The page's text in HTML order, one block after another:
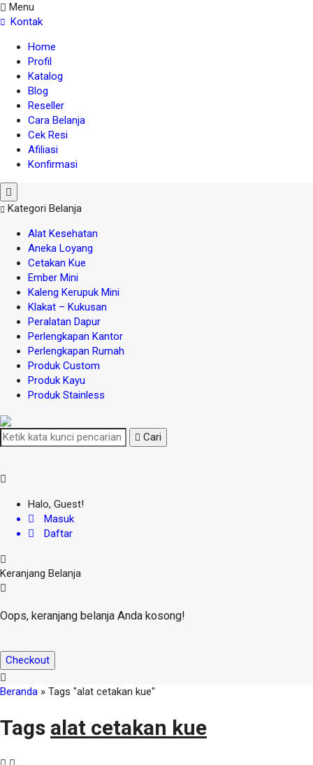
Menu
Kontak
Home
Profil
Katalog
Blog
Reseller
Cara Belanja
Cek Resi
Afiliasi
Konfirmasi
Kategori Belanja
Alat Kesehatan
Aneka Loyang
Cetakan Kue
Ember Mini
Kaleng Kerupuk Mini
Klakat – Kukusan
Peralatan Dapur
Perlengkapan Kantor
Perlengkapan Rumah
Produk Custom
Produk Kayu
Produk Stainless
Cari
Halo, Guest!
Masuk
Daftar
Keranjang Belanja
Oops, keranjang belanja Anda kosong!
Checkout
Beranda » Tags "alat cetakan kue"
Tags alat cetakan kue